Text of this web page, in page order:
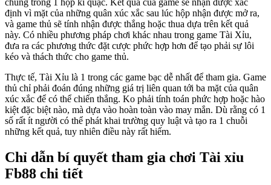
định vì mặt của những quân xúc xắc sau lúc hộp nhận được mở ra,
và game thủ sẽ tính nhận được thắng hoặc thua dựa trên kết quả
này. Có nhiều phương pháp chơi khác nhau trong game Tài Xỉu,
đưa ra các phương thức đặt cược phức hợp hơn để tạo phải sự lôi
kéo và thách thức cho game thủ.
Thực tế, Tài Xỉu là 1 trong các game bạc dễ nhất để tham gia. Game
thủ chỉ phải đoán đúng những giá trị liên quan tới ba mặt của quân
xúc xắc để có thể chiến thắng. Ko phải tính toán phức hợp hoặc hào
kiệt đặc biệt nào, mà dựa vào hoàn toàn vào may mắn. Dù rằng có 1
số rất ít người có thể phát khai trường quy luật và tạo ra 1 chuỗi
những kết quả, tuy nhiên điều này rất hiếm.
Chỉ dẫn bí quyết tham gia chơi Tài xỉu
Fb88 chi tiết